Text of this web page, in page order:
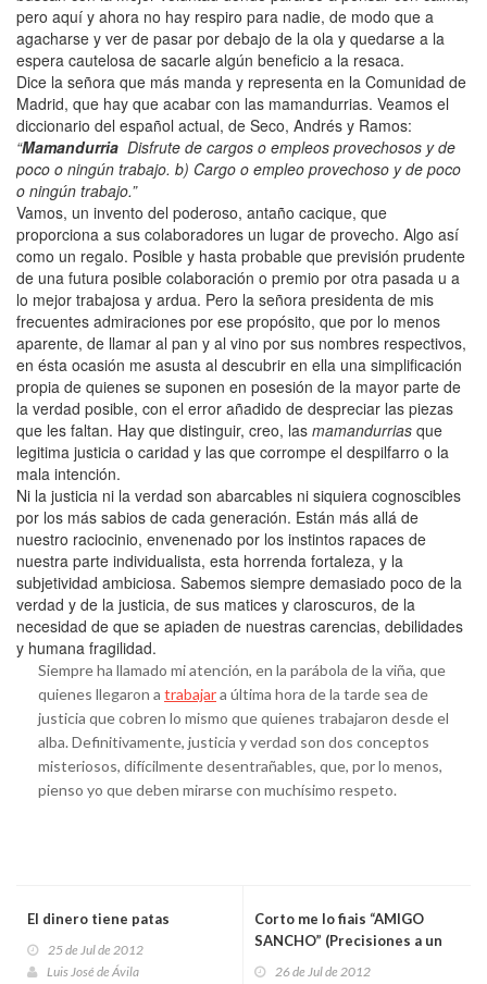
pero aquí y ahora no hay respiro para nadie, de modo que a
agacharse y ver de pasar por debajo de la ola y quedarse a la
espera cautelosa de sacarle algún beneficio a la resaca.
Dice la señora que más manda y representa en la Comunidad de
Madrid, que hay que acabar con las mamandurrias. Veamos el
diccionario del español actual, de Seco, Andrés y Ramos:
“Mamandurria Disfrute de cargos o empleos provechosos y de
poco o ningún trabajo. b) Cargo o empleo provechoso y de poco
o ningún trabajo.”
Vamos, un invento del poderoso, antaño cacique, que
proporciona a sus colaboradores un lugar de provecho. Algo así
como un regalo. Posible y hasta probable que previsión prudente
de una futura posible colaboración o premio por otra pasada u a
lo mejor trabajosa y ardua. Pero la señora presidenta de mis
frecuentes admiraciones por ese propósito, que por lo menos
aparente, de llamar al pan y al vino por sus nombres respectivos,
en ésta ocasión me asusta al descubrir en ella una simplificación
propia de quienes se suponen en posesión de la mayor parte de
la verdad posible, con el error añadido de despreciar las piezas
que les faltan. Hay que distinguir, creo, las mamandurrias que
legitima justicia o caridad y las que corrompe el despilfarro o la
mala intención.
Ni la justicia ni la verdad son abarcables ni siquiera cognoscibles
por los más sabios de cada generación. Están más allá de
nuestro raciocinio, envenenado por los instintos rapaces de
nuestra parte individualista, esta horrenda fortaleza, y la
subjetividad ambiciosa. Sabemos siempre demasiado poco de la
verdad y de la justicia, de sus matices y claroscuros, de la
necesidad de que se apiaden de nuestras carencias, debilidades
y humana fragilidad.
Siempre ha llamado mi atención, en la parábola de la viña, que
quienes llegaron a trabajara última hora de la tarde sea de
justicia que cobren lo mismo que quienes trabajaron desde el
alba. Definitivamente, justicia y verdad son dos conceptos
misteriosos, difícilmente desentrañables, que, por lo menos,
pienso yo que deben mirarse con muchísimo respeto.
El dinero tiene patas
25 de Jul de 2012
Luis José de Ávila
Corto me lo fiais “AMIGO
SANCHO” (Precisiones a un
artículo)
26 de Jul de 2012